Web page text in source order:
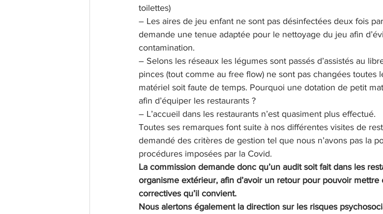
toilettes)
– Les aires de jeu enfant ne sont pas désinfectées deux fois
demande une tenue adaptée pour le nettoyage du jeu afin
contamination.
– Selons les réseaux les légumes sont passés d’assistés au
pinces (tout comme au free flow) ne sont pas changées toutes
matériel soit faute de temps. Pourquoi une dotation de petit
afin d’équiper les restaurants ?
– L’accueil dans les restaurants n’est quasiment plus effectué.
Toutes ses remarques font suite à nos différentes visites de
demandé des critères de gestion tel que nous n’avons pas la
procédures imposées par la Covid.
La commission demande donc qu’un audit soit fait dans les
organisme extérieur, afin d’avoir un retour pour pouvoir mettre
correctives qu’il convient.
Nous alertons également la direction sur les risques